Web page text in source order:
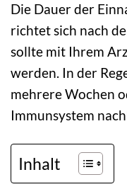
Die Dauer der
richtet sich nach
sollte mit Ihrem
werden. In der
mehrere Wochen
Immunsystem
Inhalt